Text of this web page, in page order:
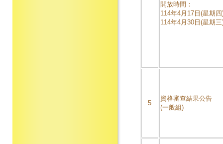
開放時間：
114年4月17日(星期
114年4月30日(星期
5
資格審查結果公告
(一般組)